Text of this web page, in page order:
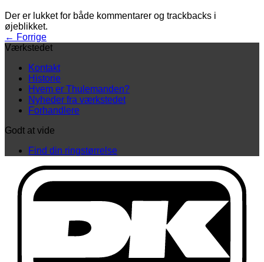
Der er lukket for både kommentarer og trackbacks i
øjeblikket.
← Forrige
Værkstedet
Kontakt
Historie
Hvem er Thulemanden?
Nyheder fra værkstedet
Forhandlere
Godt at vide
Find din ringstørrelse